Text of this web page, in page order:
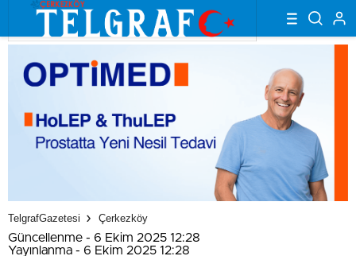
TelgrafGazetesi Çerkezköy
Güncellenme - 6 Ekim 2025 12:28
Yayınlanma - 6 Ekim 2025 12:28